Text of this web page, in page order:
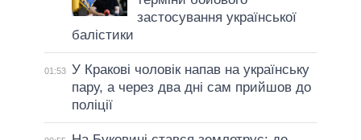
застосування української
балістики
01:53 У Кракові чоловік напав на українську
пару, а через два дні сам прийшов до
поліції